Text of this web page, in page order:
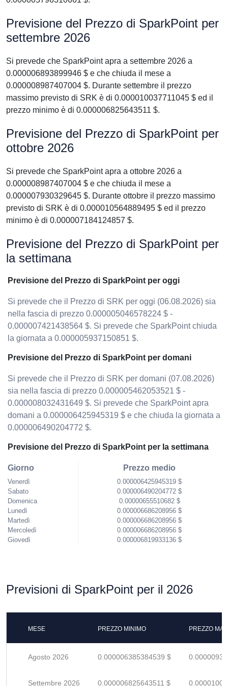
Previsione del Prezzo di SparkPoint per
settembre 2026
Si prevede che SparkPoint apra a settembre 2026 a
0.000006893899946 $ e che chiuda il mese a
0.000008987407004 $. Durante settembre il prezzo
massimo previsto di SRK è di 0.000010037711045 $ ed il
prezzo minimo è di 0.000006825643511 $.
Previsione del Prezzo di SparkPoint per
ottobre 2026
Si prevede che SparkPoint apra a ottobre 2026 a
0.000008987407004 $ e che chiuda il mese a
0.000007930329645 $. Durante ottobre il prezzo massimo
previsto di SRK è di 0.000010564889495 $ ed il prezzo
minimo è di 0.000007184124857 $.
Previsione del Prezzo di SparkPoint per
la settimana
Previsione del Prezzo di SparkPoint per oggi
Si prevede che il Prezzo di SRK per oggi (06.08.2026) sia
nella fascia di prezzo 0.000005046578224 $ -
0.000007421438564 $. Si prevede che SparkPoint chiuda
la giornata a 0.000005937150851 $.
Previsione del Prezzo di SparkPoint per domani
Si prevede che il Prezzo di SRK per domani (07.08.2026)
sia nella fascia di prezzo 0.000005462053521 $ -
0.000008032431649 $. Si prevede che SparkPoint apra
domani a 0.000006425945319 $ e che chiuda la giornata a
0.000006490204772 $.
Previsione del Prezzo di SparkPoint per la settimana
Giorno
Venerdì
Sabato
Domenica
Lunedì
Martedì
Mercoledì
Giovedì
Prezzo medio
0.000006425945319 $
0.000006490204772 $
0.00000655510682 $
0.000006686208956 $
0.000006686208956 $
0.000006686208956 $
0.000006819933136 $
Previsioni di SparkPoint per il 2026
MESE PREZZO MINIMO PREZZO
Agosto 2026 0.000006385384539 $
Settembre 2026 0.000006825643511 $